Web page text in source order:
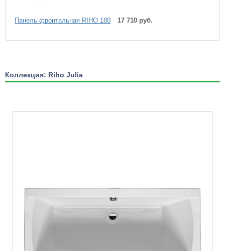
Панель фронтальная RIHO 180 17 710 руб.
Коллекция: Riho Julia